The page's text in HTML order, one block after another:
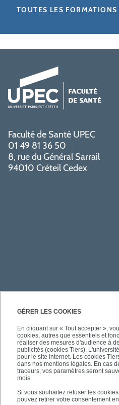
GÉRER LES COOKIES
En cliquant sur « Tout accepter »,
cookies, autres que essentiels et
réaliser des mesures d'audience à
publicités (cookies Tiers).
pour le site Internet. Les cookies
dans nos mentions légales. En cas
traceurs, vos paramètres seront
mois.
Si vous souhaitez refuser les
pouvez retirer votre consentement
TOUTES LES FORMATIONS
Faculté de Santé UPEC
01 49 81 36 50
8, rue du Général Sarrail
94010 Créteil Cedex
PRATIQUE
ACCÈS RAPIDES
SUIVEZ-NOUS